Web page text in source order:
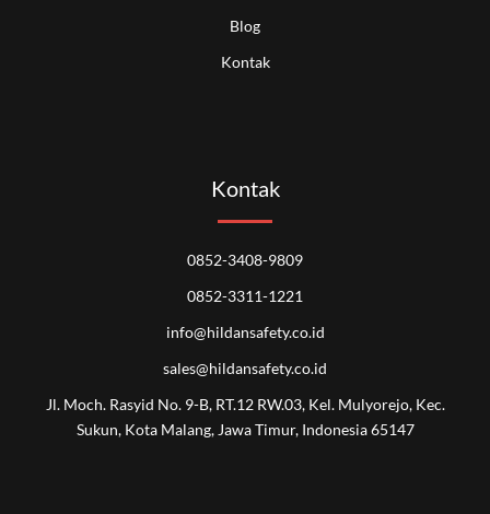
Blog
Kontak
Kontak
0852-3408-9809
0852-3311-1221
info@hildansafety.co.id
sales@hildansafety.co.id
Jl. Moch. Rasyid No. 9-B, RT.12 RW.03, Kel. Mulyorejo, Kec.
Sukun, Kota Malang, Jawa Timur, Indonesia 65147